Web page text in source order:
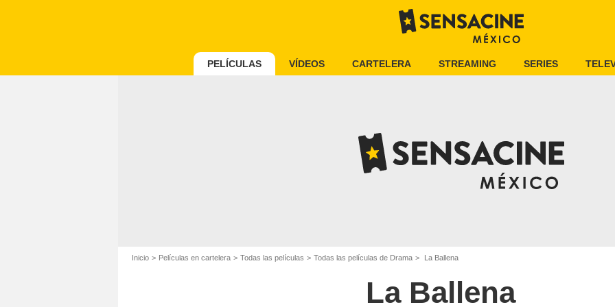
PELÍCULAS VÍDEOS CARTELERA STREAMING SERIES
Inicio Películas en cartelera Todas las películas Todas las películas de Drama La Ballena
La Ballena